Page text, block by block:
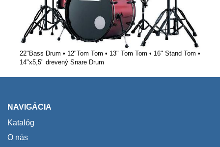
22"Bass Drum • 12"Tom Tom • 13" Tom Tom • 16" Stand Tom •
14"x5,5" drevený Snare Drum
NAVIGÁCIA
Katalóg
O nás